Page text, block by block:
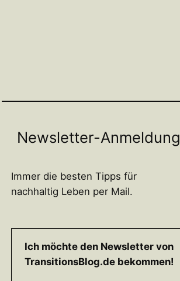
Newsletter-Anmeldung
Immer die besten Tipps für
nachhaltig Leben per Mail.
Ich möchte den Newsletter von
TransitionsBlog.de bekommen!